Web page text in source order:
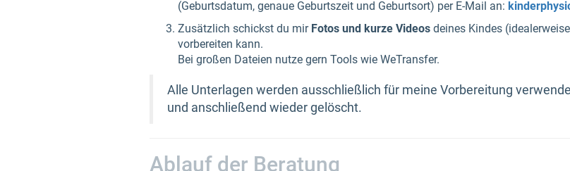
(Geburtsdatum, genaue Geburtszeit und Geburtsort) per E-Mail an:
Zusätzlich schickst du mir Fotos und kurze Videos deines Kindes
vorbereiten kann.
Bei großen Dateien nutze gern Tools wie WeTransfer.
Alle Unterlagen werden ausschließlich für meine Vorbereitung
und anschließend wieder gelöscht.
Ablauf der Beratung